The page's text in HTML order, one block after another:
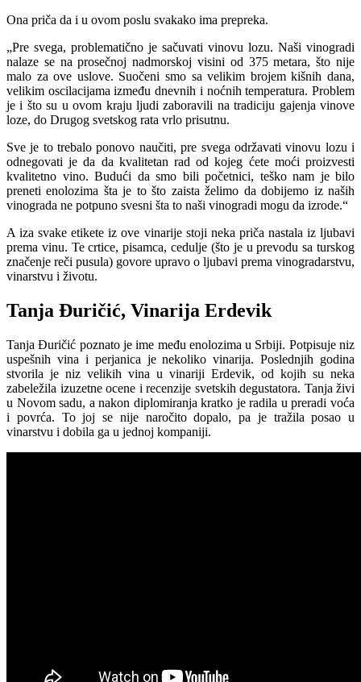
Ona priča da i u ovom poslu svakako ima prepreka.
„Pre svega, problematično je sačuvati vinovu lozu. Naši vinogradi
nalaze se na prosečnoj nadmorskoj visini od 375 metara, što nije
malo za ove uslove. Suočeni smo sa velikim brojem kišnih dana,
velikim oscilacijama između dnevnih i noćnih temperatura. Problem
je i što su u ovom kraju ljudi zaboravili na tradiciju gajenja vinove
loze, do Drugog svetskog rata vrlo prisutnu.
Sve je to trebalo ponovo naučiti, pre svega održavati vinovu lozu i
odnegovati je da da kvalitetan rad od kojeg ćete moći proizvesti
kvalitetno vino. Budući da smo bili početnici, teško nam je bilo
preneti enolozima šta je to što zaista želimo da dobijemo iz naših
vinograda ne potpuno svesni šta to naši vinogradi mogu da izrode.“
A iza svake etikete iz ove vinarije stoji neka priča nastala iz ljubavi
prema vinu. Te crtice, pisamca, cedulje (što je u prevodu sa turskog
značenje reči pusula) govore upravo o ljubavi prema vinogradarstvu,
vinarstvu i životu.
Tanja Đuričić, Vinarija Erdevik
Tanja Đuričić poznato je ime među enolozima u Srbiji. Potpisuje niz
uspešnih vina i perjanica je nekoliko vinarija. Poslednjih godina
stvorila je niz velikih vina u vinariji Erdevik, od kojih su neka
zabeležila izuzetne ocene i recenzije svetskih degustatora. Tanja živi
u Novom sadu, a nakon diplomiranja kratko je radila u preradi voća
i povrća. To joj se nije naročito dopalo, pa je tražila posao u
vinarstvu i dobila ga u jednoj kompaniji.